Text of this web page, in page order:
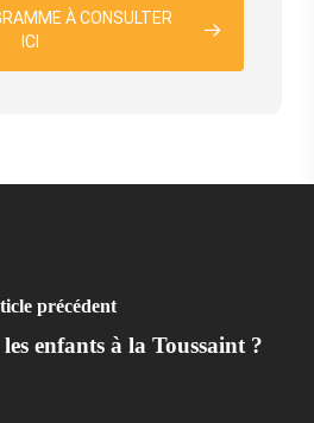
À CONSULTER
ICI
précédent
enfants à la Toussaint ?